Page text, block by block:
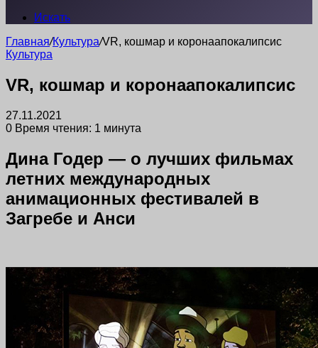
Искать
Главная/Культура/VR, кошмар и коронаапокалипсис
Культура
VR, кошмар и коронаапокалипсис
27.11.2021
0 Время чтения: 1 минута
Дина Годер — о лучших фильмах
летних международных
анимационных фестивалей в
Загребе и Анси